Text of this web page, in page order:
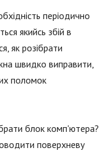
періодично
якийсь збій в
як розібрати
швидко виправити,
поломок
блок комп'ютера?
поверхневу